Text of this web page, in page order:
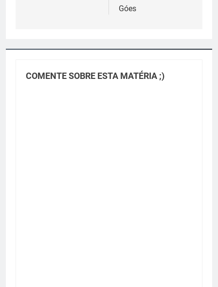
Góes
COMENTE SOBRE ESTA MATÉRIA ;)